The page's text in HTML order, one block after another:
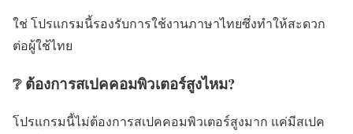
ใช่ โปรแกรมนี้รองรับการใช้งานภาษาไทยซึ่งทำให้สะดวก
ต่อผู้ใช้ไทย
❔ ต้องการสเปคคอมพิวเตอร์สูงไหม?
โปรแกรมนี้ไม่ต้องการสเปคคอมพิวเตอร์สูงมาก แค่มีสเปค